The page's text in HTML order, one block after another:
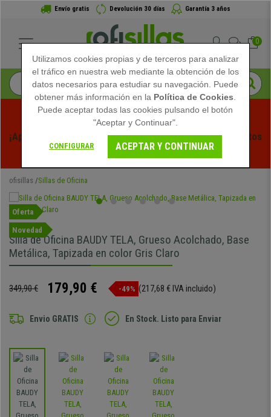
Envío gratis Devolución 30 días Garantía 3 años
0
¡Aprovecha las Rebajas de Verano en Ofisillas! Descuentos
Exclusivos por Tiempo Limitado - Ver Promo
ofisillas Sillas de Oficina
Oferta
Novedad
Silla de Oficina BAUDY TELA, Grueso Acolchado, Base
Metálica, Tapizada en color Gris Claro
349,90 € 179,90 € -49% (217,68 € IVA incluido)
Envio GRATIS En Stock. Listo para Enviar
Utilizamos cookies propias y de terceros para analizar
el tráfico en nuestra web mediante la obtención de los
datos necesarios para estudiar su navegación. Puede
obtener más información en la Política de Cookies
Puede aceptar todas las cookies pulsando el botón
"Aceptar y Continuar".
CONFIGURAR ACEPTAR Y CONTINUAR